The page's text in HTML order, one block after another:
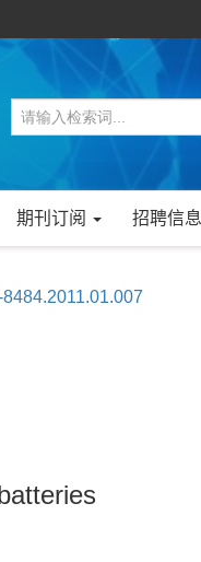
期刊订阅 招聘信息